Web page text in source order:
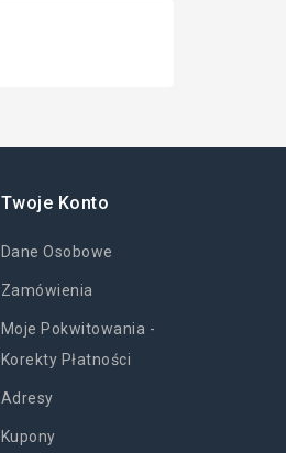
Twoje Konto
Dane Osobowe
Zamówienia
Moje Pokwitowania -
Korekty Płatności
Adresy
Kupony